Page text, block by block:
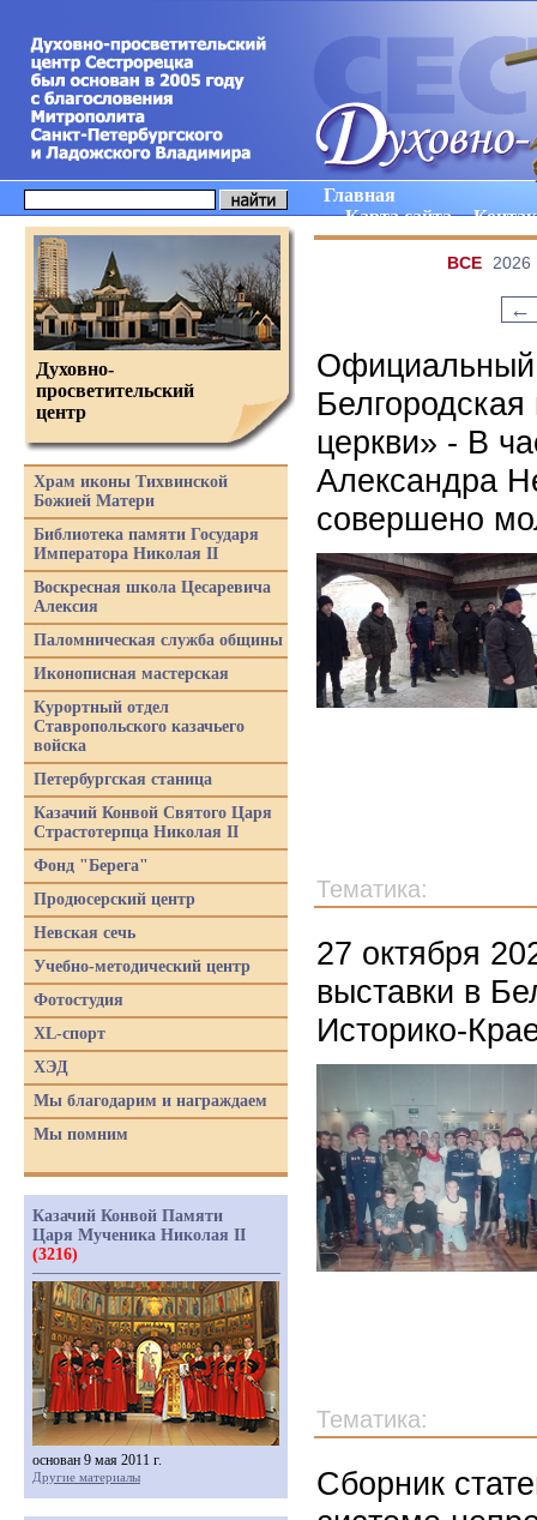
Главная
Карта сайта
ВCE 2026
←
Официальный
церкви» - В
Александра
совершено
Тематика:
27 октября
выставки в
Историко-
Тематика:
Сборник
Духовно-
просветительский
центр
Храм иконы Тихвинской
Божией Матери
Библиотека памяти Государя
Императора Николая II
Воскресная школа Цесаревича
Алексия
Паломническая служба общины
Иконописная мастерская
Курортный отдел
Ставропольского казачьего
войска
Петербургская станица
Казачий Конвой Святого Царя
Страстотерпца Николая II
Фонд "Берега"
Продюсерский центр
Невская сечь
Учебно-методический центр
Фотостудия
XL-спорт
ХЭД
Мы благодарим и награждаем
Мы помним
Казачий Конвой Памяти
Царя Мученика Николая II
(3216)
основан 9 мая 2011 г.
Другие материалы